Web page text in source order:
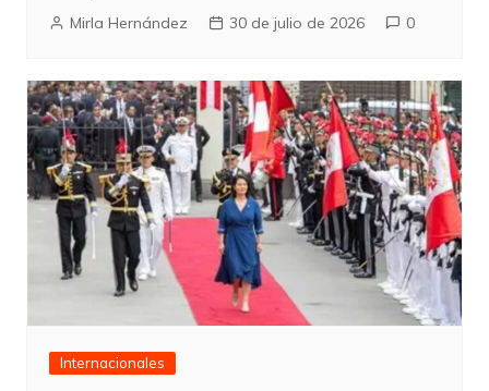
Mirla Hernández 30 de julio de 2026 0
Internacionales